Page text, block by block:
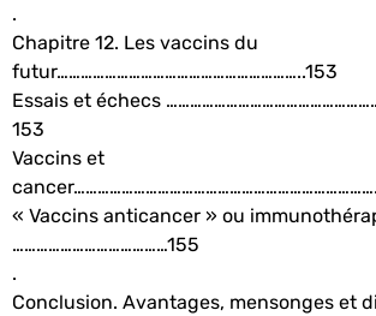
.
Chapitre 12. Les vaccins du
futur……………………………………………………..153
Essais et échecs
153
Vaccins et
« Vaccins anticancer » ou
…………………………………155
.
Conclusion. Avantages, mensonges et